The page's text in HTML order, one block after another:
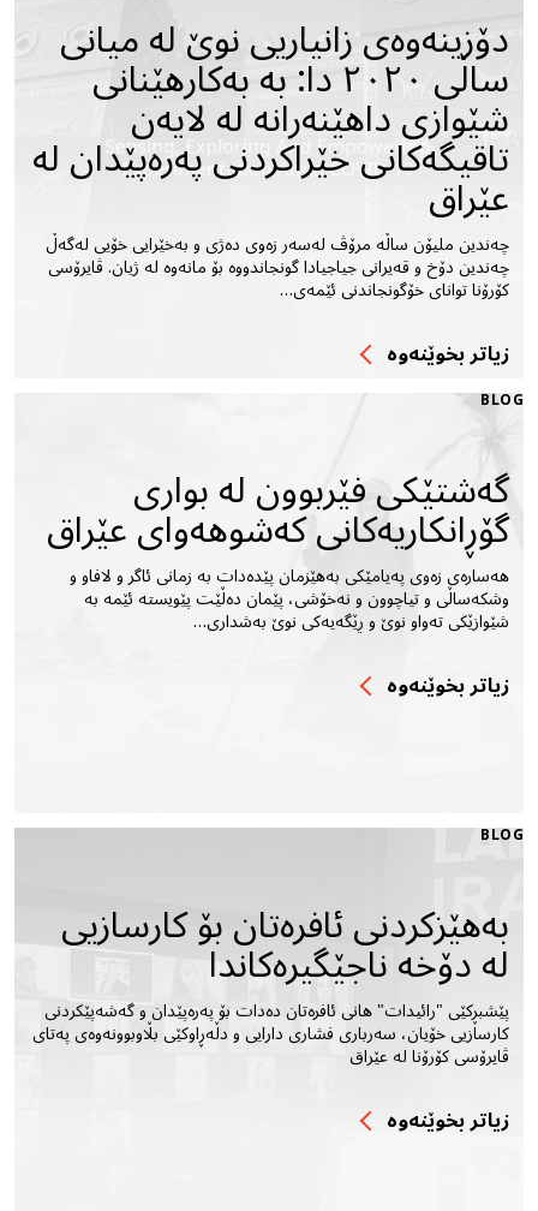
دۆزینەوەی زانیاریی نوێ لە میانی
ساڵی ٢٠٢٠ دا: بە بەكارهێنانی
شێوازی داهێنەرانە لە لایەن
تاقیگەكانی خێراكردنی پەرەپێدان لە
عێراق
چەندین ملیۆن ساڵە مرۆڤ لەسەر زەوى دەژى و بەخێرایى خۆیى لەگەڵ
چەندین دۆخ و قەیرانى جیاجیادا گونجاندووە بۆ مانەوە لە ژیان. ڤایرۆسى
کۆرۆنا تواناى خۆگونجاندنى ئێمەى…
زیاتر بخوێنه‌وه‌
BLOG
گەشتێكی فێربوون لە بواری
گۆڕانكاریەكانی كەشوهەوای عێراق
هەسارەی زەوی پەیامێکی بەهێزمان پێدەدات بە زمانی ئاگر و لافاو و
وشکەساڵی و تیاچوون و نەخۆشی، پێمان دەڵێت پێویستە ئێمە بە
شێوازێکی تەواو نوێ و ڕێگەیەکی نوێ بەشداری…
زیاتر بخوێنه‌وه‌
BLOG
بەهێزکردنی ئافرەتان بۆ کارسازیی
لە دۆخە ناجێگیرەکاندا
پێشبڕكێی "رائیدات" هانی ئافرەتان دەدات بۆ پەرەپێدان و گەشەپێکردنی
کارسازیی خۆیان، سەرباری فشاری دارایی و دڵەڕاوکێی بڵاوبوونەوەی پەتای
ڤایرۆسی کۆرۆنا لە عێراق
زیاتر بخوێنه‌وه‌